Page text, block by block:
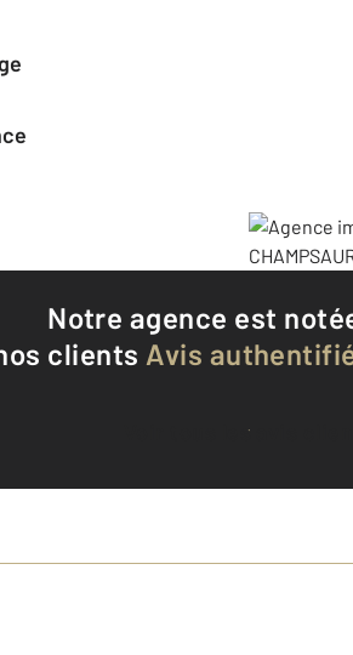
Notre agence est
clients Avis
Voir tous les avis